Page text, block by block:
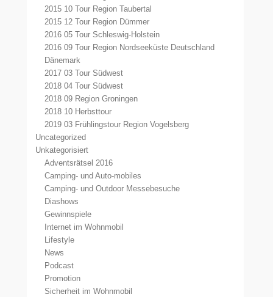
2015 10 Tour Region Taubertal
2015 12 Tour Region Dümmer
2016 05 Tour Schleswig-Holstein
2016 09 Tour Region Nordseeküste Deutschland
Dänemark
2017 03 Tour Südwest
2018 04 Tour Südwest
2018 09 Region Groningen
2018 10 Herbsttour
2019 03 Frühlingstour Region Vogelsberg
Uncategorized
Unkategorisiert
Adventsrätsel 2016
Camping- und Auto-mobiles
Camping- und Outdoor Messebesuche
Diashows
Gewinnspiele
Internet im Wohnmobil
Lifestyle
News
Podcast
Promotion
Sicherheit im Wohnmobil